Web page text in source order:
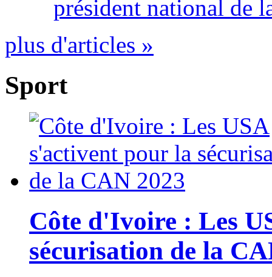
président national de
plus d'articles »
Sport
Côte d'Ivoire : Les
sécurisation de la